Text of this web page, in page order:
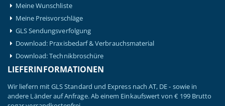
Meine Wunschliste
Meine Preisvorschläge
GLS Sendungsverfolgung
Download: Praxisbedarf & Verbrauchsmaterial
Download: Technikbroschüre
LIEFERINFORMATIONEN
Wir liefern mit GLS Standard und Express nach AT, DE - sowie in
andere Länder auf Anfrage. Ab einem Einkaufswert von € 199 Brutto